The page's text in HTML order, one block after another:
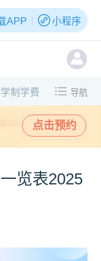
APP 小程序
学制学费 导航
点击预约
览表2025